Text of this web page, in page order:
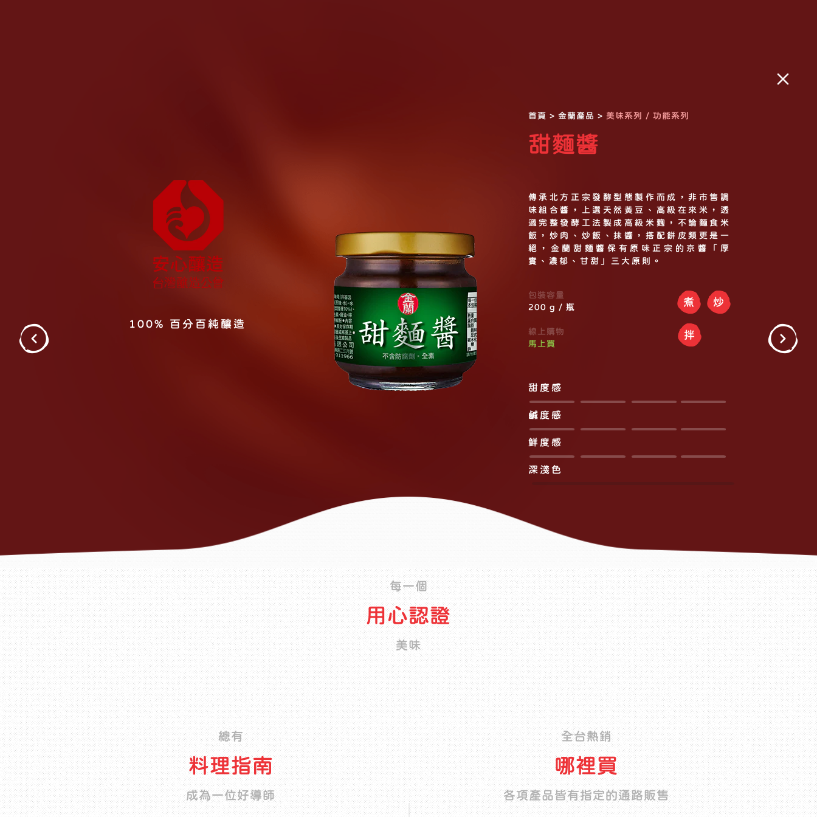
首頁 > 金蘭產品 > 美味系列 / 功能系列
甜麵醬
傳承北方正宗發酵型態製作而成，非市售調
味組合醬，上選天然黃豆、高級在來米，透
過完整發酵工法製成高級米麴，不論麵食米
飯，炒肉、炒飯、抹醬，搭配餅皮類更是一
絕，金蘭甜麵醬保有原味正宗的京醬「厚
實、濃郁、甘甜」三大原則。
包裝容量
200 g / 瓶
線上購物
馬上買
煮 炒
拌
甜度感
鹹度感
鮮度感
深淺色
100% 百分百純釀造
每一個
用心認證
美味
總有
料理指南
成為一位好導師
全台熱銷
哪裡買
各項產品皆有指定的通路販售